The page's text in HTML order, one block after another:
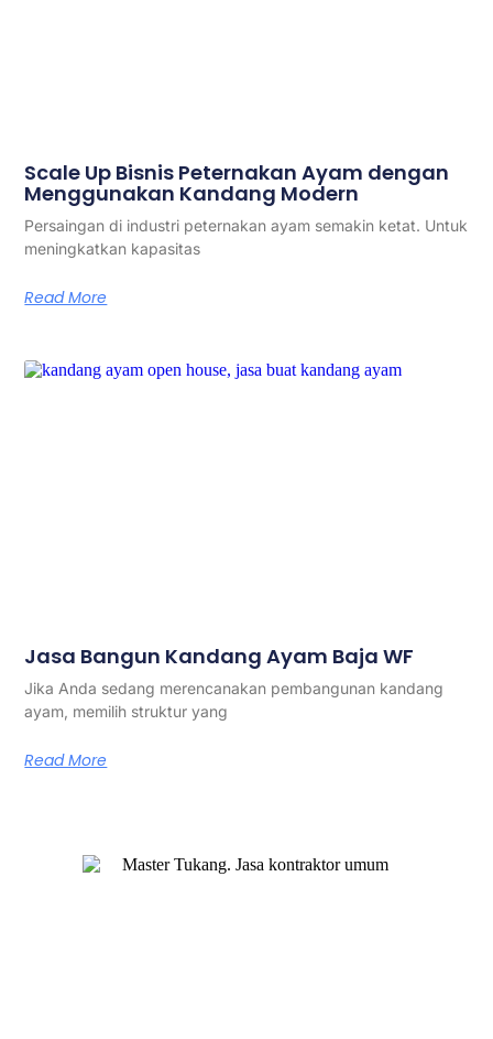
Scale Up Bisnis Peternakan Ayam dengan
Menggunakan Kandang Modern
Persaingan di industri peternakan ayam semakin ketat. Untuk
meningkatkan kapasitas
Read More
Jasa Bangun Kandang Ayam Baja WF
Jika Anda sedang merencanakan pembangunan kandang
ayam, memilih struktur yang
Read More